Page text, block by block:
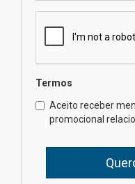
Termos
Aceito receber
promocional